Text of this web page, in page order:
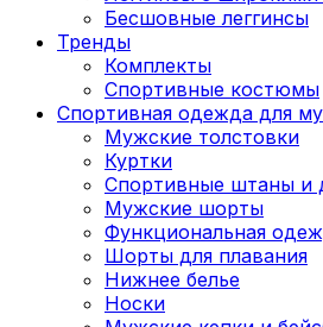
Бесшовные леггинсы
Тренды
Комплекты
Спортивные костюмы
Спортивная одежда для
Мужские толстовки
Куртки
Спортивные штаны и
Мужские шорты
Функциональная
Шорты для плавания
Нижнее белье
Носки